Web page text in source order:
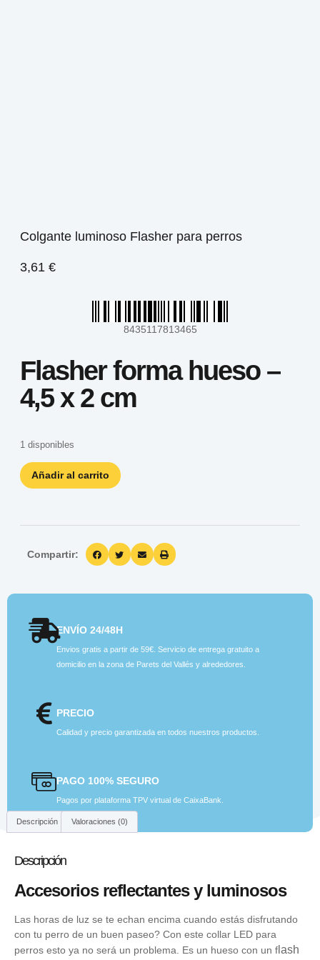
Colgante luminoso Flasher para perros
3,61 €
8435117813465
Flasher forma hueso –
4,5 x 2 cm
1 disponibles
Añadir al carrito
Compartir:
ENVÍO 24/48H
Envios gratis a partir de 59€. Servicio de entrega gratuito a
domicilio en la zona de Parets del Vallés y alrededores.
PRECIO
Calidad y precio garantizada en todos nuestros productos.
PAGO 100% SEGURO
Pagos por plataforma TPV virtual de CaixaBank.
Descripción Valoraciones (0)
Descripción
Accesorios reflectantes y luminosos
Las horas de luz se te echan encima cuando estás disfrutando
con tu perro de un buen paseo? Con este collar LED para
perros esto ya no será un problema. Es un hueso con un f lash